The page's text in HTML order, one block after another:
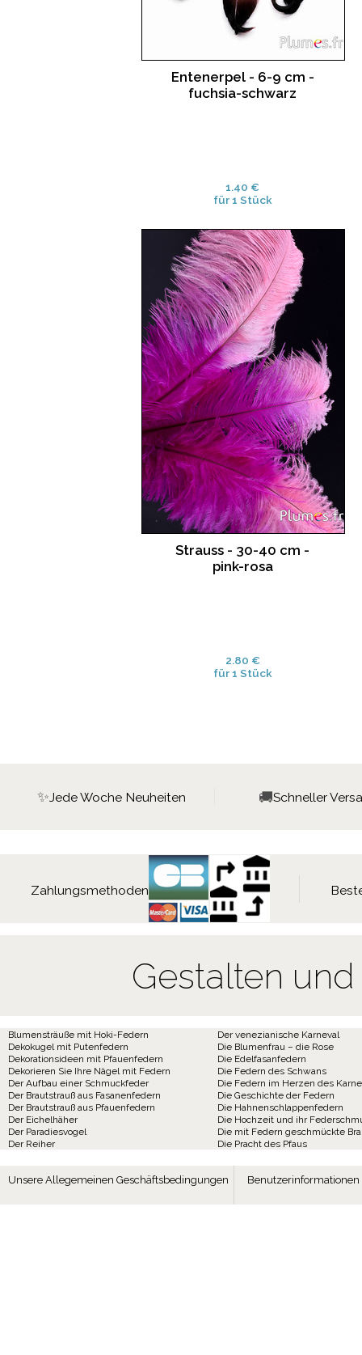
Entenerpel - 6-9 cm -
fuchsia-schwarz
1.40 €
für 1 Stück
Strauss - 30-40 cm -
pink-rosa
2.80 €
für 1 Stück
✨Jede Woche Neuheiten 🚚Schneller
Zahlungsmethoden
Gestalten
Blumensträuße mit Hoki-Federn
Dekokugel mit Putenfedern
Dekorationsideen mit Pfauenfedern
Dekorieren Sie Ihre Nägel mit Federn
Der Aufbau einer Schmuckfeder
Der Brautstrauß aus Fasanenfedern
Der Brautstrauß aus Pfauenfedern
Der Eichelhäher
Der Paradiesvogel
Der Reiher
Der venezianische Karneval
Die Blumenfrau – die Rose
Die Edelfasanfedern
Die Federn des Schwans
Die Federn im Herzen des
Die Geschichte der Federn
Die Hahnenschlappenfedern
Die Hochzeit und ihr
Die mit Federn geschmückte
Die Pracht des Pfaus
Unsere Allegemeinen Geschäftsbedingungen Benutzerinformationen